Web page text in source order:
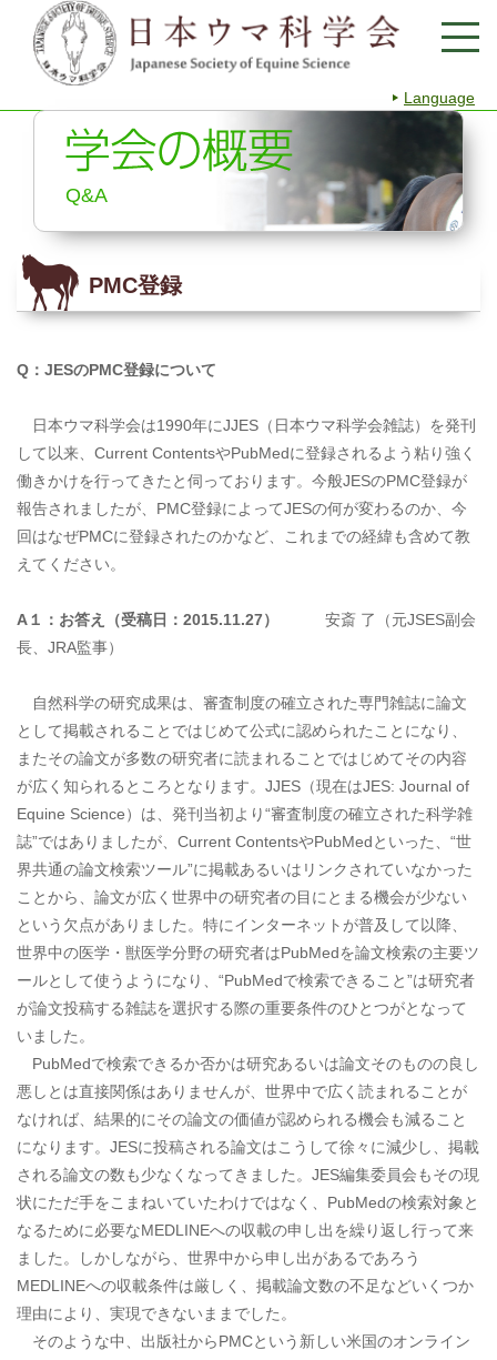
Language
Q&A
PMC登録
Q ： JESのPMC登録について
日本ウマ科学会は1990年にJJES（日本ウマ科学会雑誌）を発刊
して以来、Current ContentsやPubMedに登録されるよう粘り強く
働きかけを行ってきたと伺っております。今般JESのPMC登録が
報告されましたが、PMC登録によってJESの何が変わるのか、今
回はなぜPMCに登録されたのかなど、これまでの経緯も含めて教
えてください。
A１：お答え（受稿日： 2015.11.27） 安斎 了（元JSES副会
長、JRA監事）
自然科学の研究成果は、審査制度の確立された専門雑誌に論文
として掲載されることではじめて公式に認められたことになり、
またその論文が多数の研究者に読まれることではじめてその内容
が広く知られるところとなります。JJES（現在はJES: Journal of
Equine Science）は、発刊当初より“審査制度の確立された科学雑
誌”ではありましたが、Current ContentsやPubMedといった、“世
界共通の論文検索ツール”に掲載あるいはリンクされていなかった
ことから、論文が広く世界中の研究者の目にとまる機会が少ない
という欠点がありました。特にインターネットが普及して以降、
世界中の医学・獣医学分野の研究者はPubMedを論文検索の主要ツ
ールとして使うようになり、“PubMedで検索できること”は研究者
が論文投稿する雑誌を選択する際の重要条件のひとつがとなって
いました。
PubMedで検索できるか否かは研究あるいは論文そのものの良し
悪しとは直接関係はありませんが、世界中で広く読まれることが
なければ、結果的にその論文の価値が認められる機会も減ること
になります。JESに投稿される論文はこうして徐々に減少し、掲載
される論文の数も少なくなってきました。JES編集委員会もその現
状にただ手をこまねいていたわけではなく、PubMedの検索対象と
なるために必要なMEDLINEへの収載の申し出を繰り返し行って来
ました。しかしながら、世界中から申し出があるであろう
MEDLINEへの収載条件は厳しく、掲載論文数の不足などいくつか
理由により、実現できないままでした。
そのような中、出版社からPMCという新しい米国のオンライン